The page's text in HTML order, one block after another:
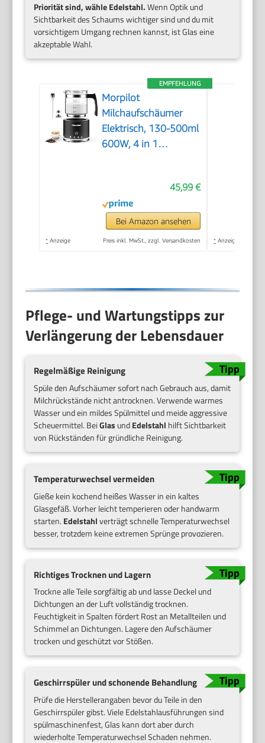
Priorität sind, wähle Edelstahl.Wenn Optik und
Sichtbarkeit des Schaums wichtiger sind und du mit
vorsichtigem Umgang rechnen kannst, ist Glas eine
akzeptable Wahl.
EMPFEHLUNG
Morpilot
Milchaufschäumer
Elektrisch, 130-500ml
600W, 4 in 1
Spülmaschinenfest,
Visuelles Glas, Latte-
Design, Schwarz
45,99 €
Bei Amazon ansehen
* Anzeige Preis inkl. MwSt., zzgl. Versandkosten * Anzeige
Pflege- und Wartungstipps zur
Verlängerung der Lebensdauer
Regelmäßige Reinigung
Spüle den Aufschäumer sofort nach Gebrauch aus, damit
Milchrückstände nicht antrocknen. Verwende warmes
Wasser und ein mildes Spülmittel und meide aggressive
Scheuermittel. BeiGlas undEdelstahl hilft Sichtbarkeit
von Rückständen für gründliche Reinigung.
Temperaturwechsel vermeiden
Gieße kein kochend heißes Wasser in ein kaltes
Glasgefäß. Vorher leicht temperieren oder handwarm
starten. Edelstahlverträgt schnelle Temperaturwechsel
besser, trotzdem keine extremen Sprünge provozieren.
Richtiges Trocknen und Lagern
Trockne alle Teile sorgfältig ab und lasse Deckel und
Dichtungen an der Luft vollständig trocknen.
Feuchtigkeit in Spalten fördert Rost an Metallteilen und
Schimmel an Dichtungen. Lagere den Aufschäumer
trocken und geschützt vor Stößen.
Geschirrspüler und schonende Behandlung
Prüfe die Herstellerangaben bevor du Teile in den
Geschirrspüler gibst. Viele Edelstahlausführungen sind
spülmaschinenfest, Glas kann dort aber durch
wiederholte Temperaturwechsel Schaden nehmen.